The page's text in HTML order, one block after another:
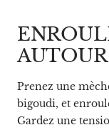
Prenez une
bigoudi, et
Gardez une